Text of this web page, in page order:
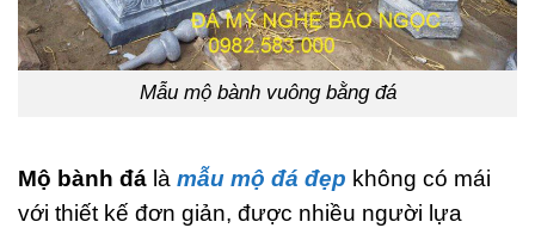
Mẫu mộ bành vuông bằng đá
Mộ bành đá là mẫu mộ đá đẹp không có mái
với thiết kế đơn giản, được nhiều người lựa